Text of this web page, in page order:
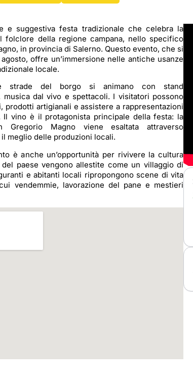
e suggestiva festa tradizionale che celebra la
folclore della regione campana, nello specifico
in provincia di Salerno. Questo evento, che si
offre un’immersione nelle antiche usanze
locale.
strade del borgo si animano con stand
musica dal vivo e spettacoli. I visitatori possono
artigianali e assistere a rappresentazioni
Il vino è il protagonista principale della festa: la
Gregorio Magno viene esaltata attraverso
meglio delle produzioni locali.
è anche un’opportunità per rivivere la cultura
paese vengono allestite come un villaggio di
e abitanti locali ripropongono scene di vita
vendemmie, lavorazione del pane e mestieri